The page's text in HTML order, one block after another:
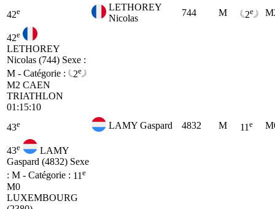
42e
LETHOREY
Nicolas
744 M 2e
42e
LETHOREY
Nicolas (744) Sexe :
M - Catégorie :
2e
M2 CAEN
TRIATHLON
01:15:10
43e LAMY Gaspard 4832 M 11 e
43e
LAMY
Gaspard (4832) Sexe
: M - Catégorie : 11 e
M0
LUXEMBOURG